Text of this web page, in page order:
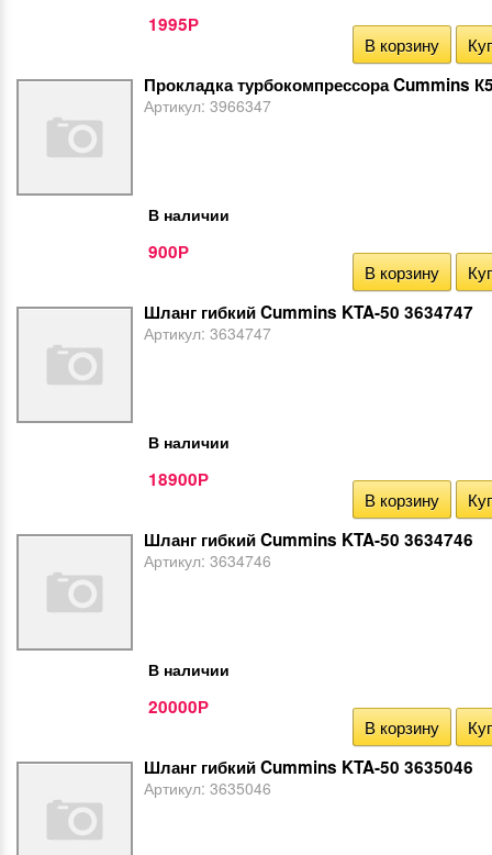
1995Р
В корзину
Прокладка турбокомпрессора Cummins
Артикул: 3966347
В наличии
900Р
В корзину
Шланг гибкий Cummins KTA-50 3634747
Артикул: 3634747
В наличии
18900Р
В корзину
Шланг гибкий Cummins KTA-50 3634746
Артикул: 3634746
В наличии
20000Р
В корзину
Шланг гибкий Cummins KTA-50 3635046
Артикул: 3635046